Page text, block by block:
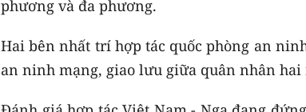
phương và đa phương.
Hai bên nhất trí hợp tác quốc phòng an
an ninh mạng, giao lưu giữa quân nhân hai